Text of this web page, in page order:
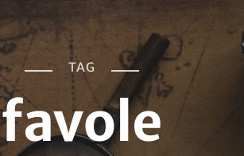
TAG
favole